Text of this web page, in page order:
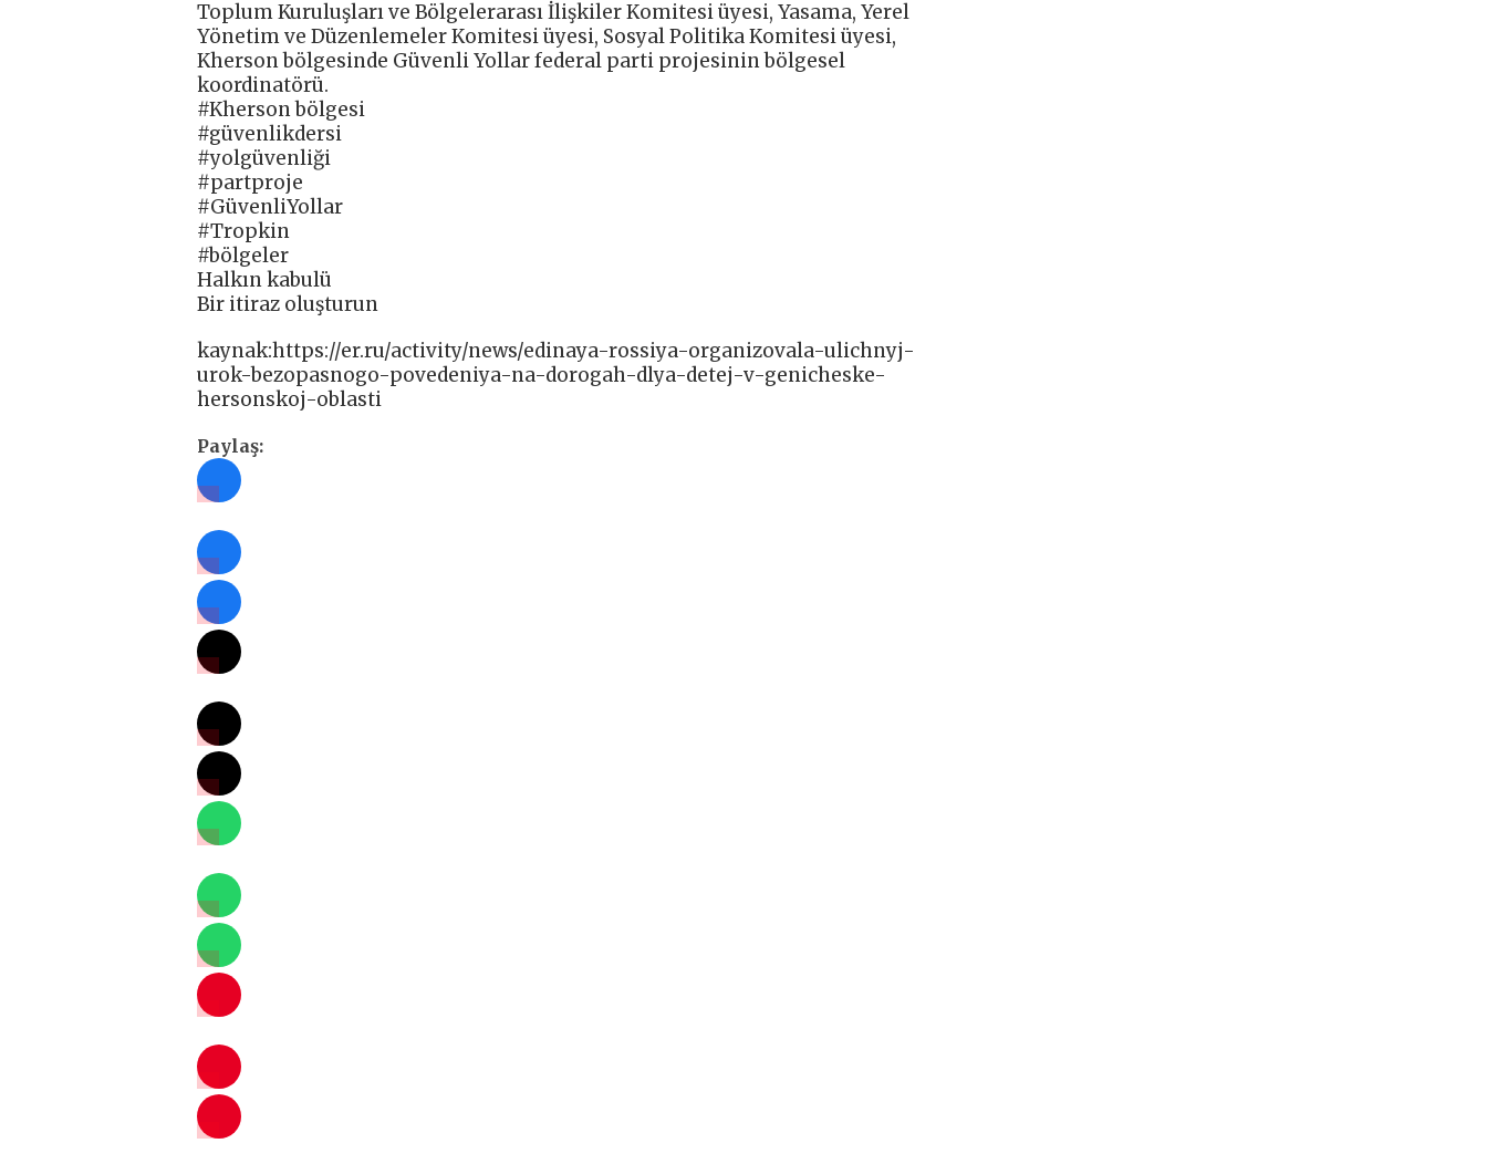
Toplum Kuruluşları ve Bölgelerarası İlişkiler Komitesi üyesi, Yasama, Yerel
Yönetim ve Düzenlemeler Komitesi üyesi, Sosyal Politika Komitesi üyesi,
Kherson bölgesinde Güvenli Yollar federal parti projesinin bölgesel
koordinatörü.
#Kherson bölgesi
#güvenlikdersi
#yolgüvenliği
#partproje
#GüvenliYollar
#Tropkin
#bölgeler
Halkın kabulü
Bir itiraz oluşturun
kaynak:https://er.ru/activity/news/edinaya-rossiya-organizovala-ulichnyj-
urok-bezopasnogo-povedeniya-na-dorogah-dlya-detej-v-genicheske-
hersonskoj-oblasti
Paylaş: